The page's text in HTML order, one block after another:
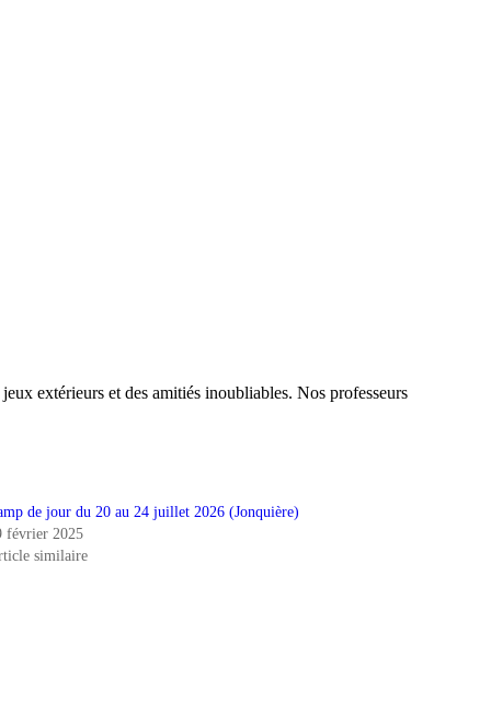
extérieurs et des amitiés inoubliables. Nos professeurs
de jour du 20 au 24 juillet 2026 (Jonquière)
février 2025
similaire